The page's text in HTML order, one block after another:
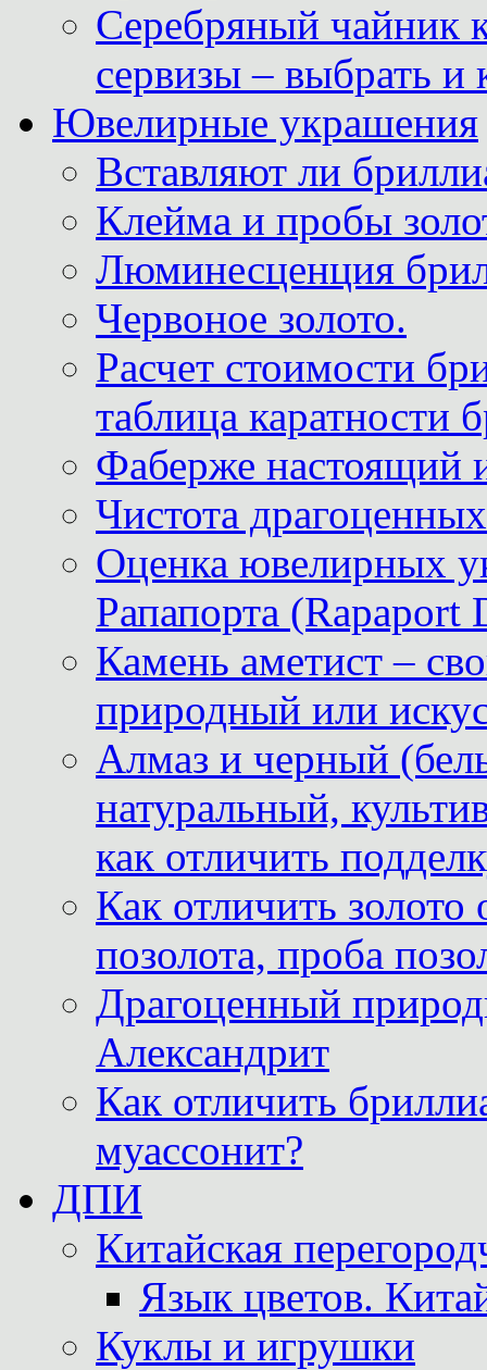
Серебряный чайник
сервизы – выбрать и
Ювелирные украшения
Вставляют ли
Клейма и пробы
Люминесценция
Червоное золото.
Расчет стоимости
таблица каратности
Фаберже настоящий
Чистота
Оценка ювелирных
Рапапорта (Rapaport
Камень аметист –
природный или
Алмаз и черный
натуральный,
как отличить
Как отличить
позолота, проба
Драгоценный
Александрит
Как отличить
муассонит?
ДПИ
Китайская
Язык цветов.
Куклы и игрушки